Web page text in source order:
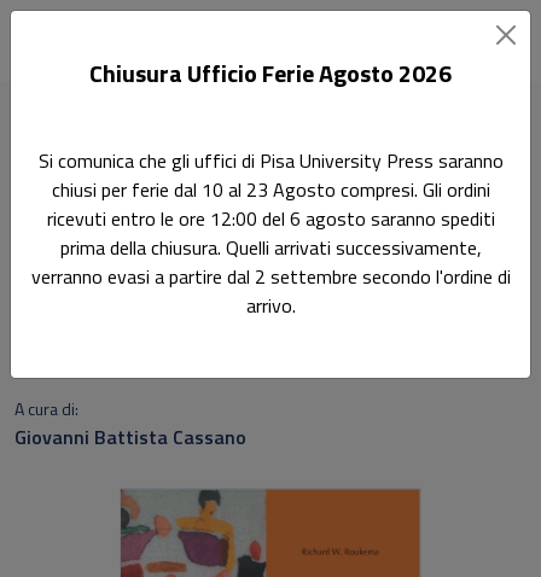
I disturbi mentali
Natura, sintomi e terapie. Edizione italiana a cura di
Giovanni B. Cassano
A cura di:
Giovanni Battista Cassano
Chiusura Ufficio Ferie Agosto 2026
Si comunica che gli uffici di Pisa University Press saranno
chiusi per ferie dal 10 al 23 Agosto compresi. Gli ordini
ricevuti entro le ore 12:00 del 6 agosto saranno spediti
prima della chiusura. Quelli arrivati successivamente,
verranno evasi a partire dal 2 settembre secondo l'ordine di
arrivo.